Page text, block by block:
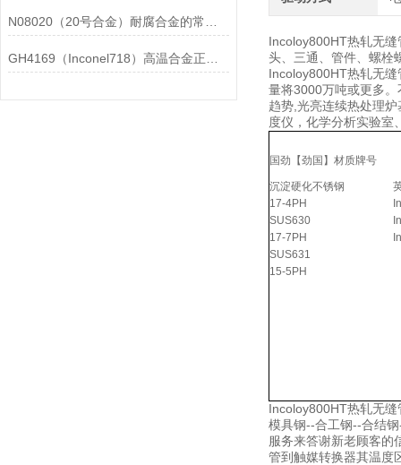
Incoloy800HT热轧无
头、三通、管件、螺栓
Incoloy800HT热轧无
量将3000万吨或更多
趋势,光亮连续热处理
度仪，化学分析实验室
国劲【劲国】材质牌号
沉淀硬化不锈钢
17-4PH
SUS630
17-7PH
SUS631
15-5PH
Incoloy800HT热轧无
模具钢--合工钢--合结
服务来答谢新老顾客的
管到触媒转换器其温